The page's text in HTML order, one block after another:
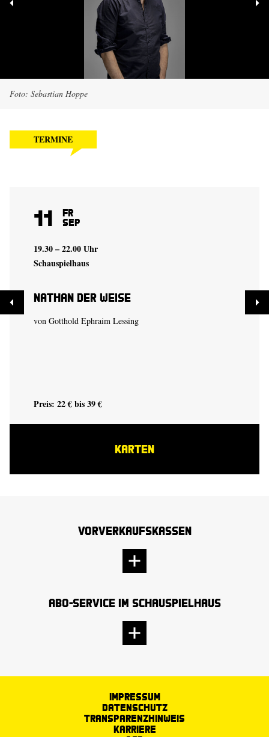
Foto: Sebastian Hoppe
TERMINE
11 Fr
Sep
19.30 – 22.00 Uhr
Schauspielhaus
Nathan der Weise
von Gotthold Ephraim Lessing
Preis: 22 € bis 39 €
KARTEN
Vorverkaufskassen
Abo-Service im Schauspielhaus
Impressum
Datenschutz
Transparenzhinweis
Karriere